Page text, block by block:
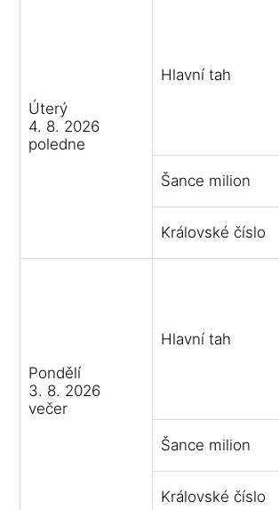
Úterý
4. 8. 2026
poledne
Hlavní tah
Šance milion
Královské číslo
Pondělí
3. 8. 2026
večer
Hlavní tah
Šance milion
Královské číslo